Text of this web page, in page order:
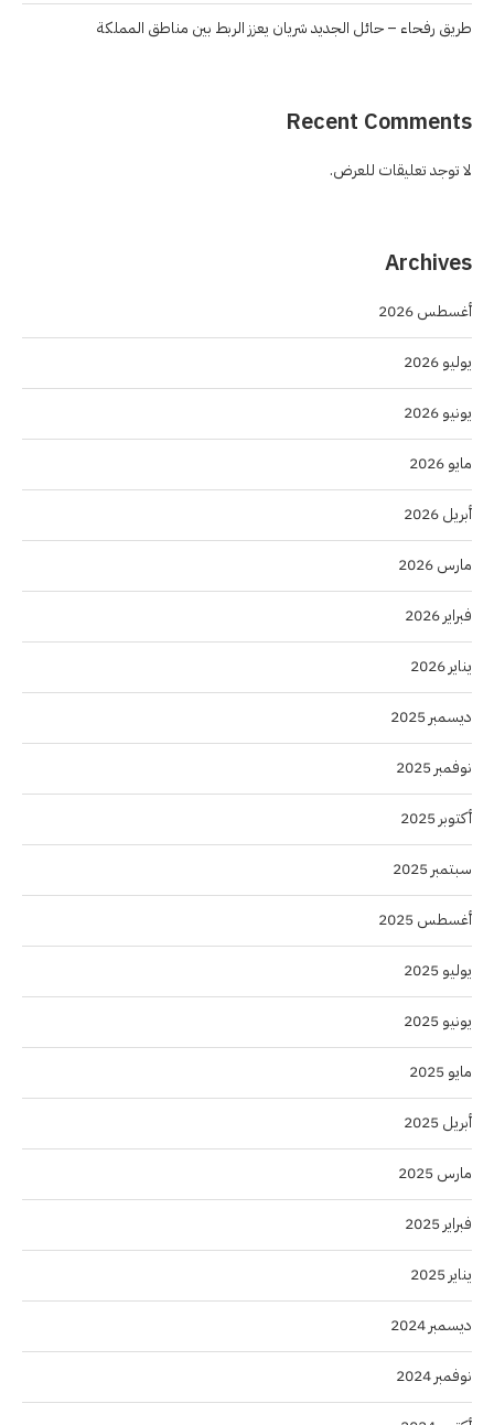
طريق رفحاء – حائل الجديد شريان يعزز الربط بين مناطق المملكة
Recent Comments
لا توجد تعليقات للعرض.
Archives
أغسطس 2026
يوليو 2026
يونيو 2026
مايو 2026
أبريل 2026
مارس 2026
فبراير 2026
يناير 2026
ديسمبر 2025
نوفمبر 2025
أكتوبر 2025
سبتمبر 2025
أغسطس 2025
يوليو 2025
يونيو 2025
مايو 2025
أبريل 2025
مارس 2025
فبراير 2025
يناير 2025
ديسمبر 2024
نوفمبر 2024